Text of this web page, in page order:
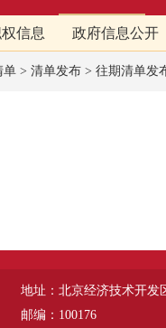
信息 政府信息公开
单 > 清单发布 > 往期清单发
地址：北京经济技术开发
邮编：100176